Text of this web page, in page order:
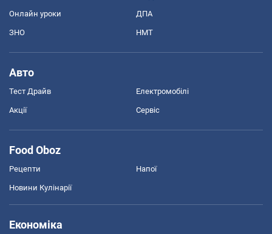
Онлайн уроки ДПА
ЗНО НМТ
Авто
Тест Драйв Електромобілі
Акції Сервіс
Food Oboz
Рецепти Напої
Новини Кулінарії
Економіка